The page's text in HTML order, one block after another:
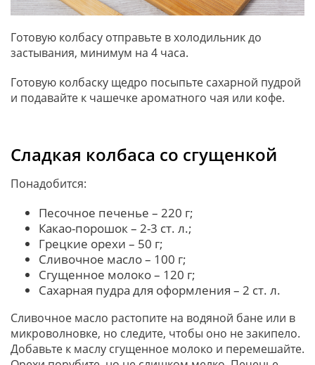
Готовую колбасу отправьте в холодильник до
застывания, минимум на 4 часа.
Готовую колбаску щедро посыпьте сахарной пудрой
и подавайте к чашечке ароматного чая или кофе.
Сладкая колбаса со сгущенкой
Понадобится:
Песочное печенье – 220 г;
Какао-порошок – 2-3 ст. л.;
Грецкие орехи – 50 г;
Сливочное масло – 100 г;
Сгущенное молоко – 120 г;
Сахарная пудра для оформления – 2 ст. л.
Сливочное масло растопите на водяной бане или в
микроволновке, но следите, чтобы оно не закипело.
Добавьте к маслу сгущенное молоко и перемешайте.